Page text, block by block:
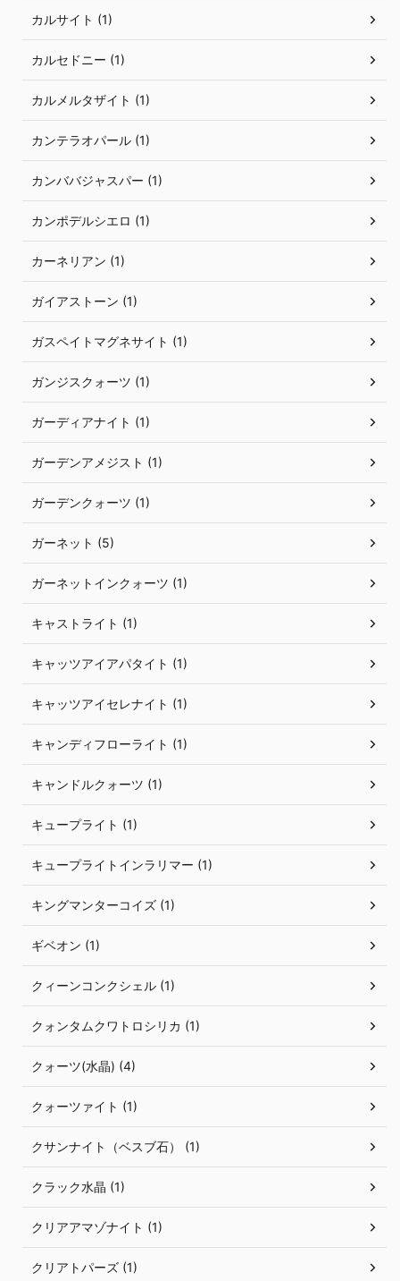
カルサイト (1)
カルセドニー (1)
カルメルタザイト (1)
カンテラオパール (1)
カンババジャスパー (1)
カンポデルシエロ (1)
カーネリアン (1)
ガイアストーン (1)
ガスペイトマグネサイト (1)
ガンジスクォーツ (1)
ガーディアナイト (1)
ガーデンアメジスト (1)
ガーデンクォーツ (1)
ガーネット (5)
ガーネットインクォーツ (1)
キャストライト (1)
キャッツアイアパタイト (1)
キャッツアイセレナイト (1)
キャンディフローライト (1)
キャンドルクォーツ (1)
キュープライト (1)
キュープライトインラリマー (1)
キングマンターコイズ (1)
ギベオン (1)
クィーンコンクシェル (1)
クォンタムクワトロシリカ (1)
クォーツ(水晶) (4)
クォーツァイト (1)
クサンナイト（ベスブ石） (1)
クラック水晶 (1)
クリアアマゾナイト (1)
クリアトパーズ (1)